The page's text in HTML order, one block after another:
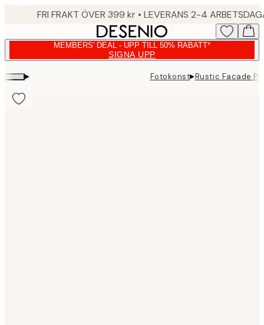
FRI FRAKT ÖVER 399 kr • LEVERANS 2-4
MEMBERS' DEAL - UPP TILL 50% RABATT*
SIGNA UPP
▸ Fotokonst▸Rustic Facade